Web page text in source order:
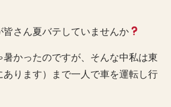
さん夏バテしていませんか
かったのですが、そんな中私は東
ります）まで一人で車を運転し行